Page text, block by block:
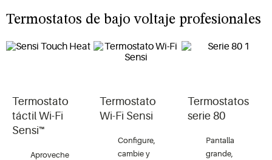
Termostatos de bajo voltaje profesionales
Termostato
táctil Wi-Fi
Sensi™
Aproveche
Termostato
Wi-Fi Sensi
Configure,
cambie y
Termostatos
serie 80
Pantalla
grande,